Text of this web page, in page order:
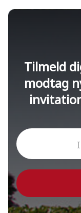
Tilmeld
modtag